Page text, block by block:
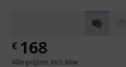
€ 168
Alle prijzen incl. btw